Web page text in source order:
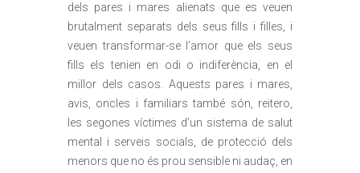
dels pares i mares alienats que es veuen
brutalment separats dels seus fills i filles, i
veuen transformar-se l’amor que els seus
fills els tenien en odi o indiferència, en el
millor dels casos. Aquests pares i mares,
avis, oncles i familiars també són, reitero,
les segones víctimes d’un sistema de salut
mental i serveis socials, de protecció dels
menors que no és prou sensible ni audaç, en